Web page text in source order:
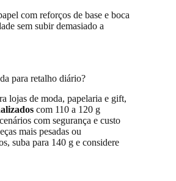
com reforços de base e boca
sem subir demasiado a
para retalho diário?
lojas de moda, papelaria e gift,
com 110 a 120 g
com segurança e custo
mais pesadas ou
suba para 140 g e considere